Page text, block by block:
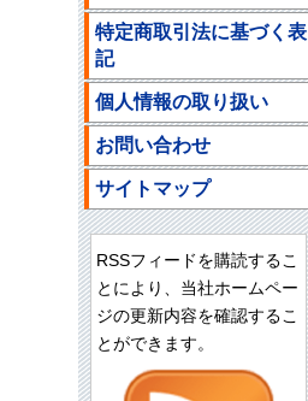
特定商取引法に基づく表
記
個人情報の取り扱い
お問い合わせ
サイトマップ
RSSフィードを購読するこ
とにより、当社ホームペー
ジの更新内容を確認するこ
とができます。